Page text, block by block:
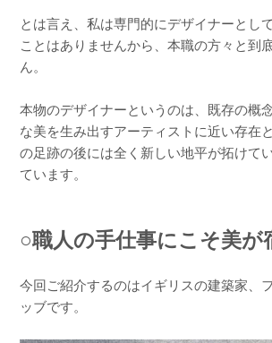
とは言え、私は専門的にデザイナーとし
ことはありませんから、本職の方々と到
ん。
本物のデザイナーというのは、既存の概
な美を生み出すアーティストに近い存在
の足跡の後には全く新しい地平が拓けて
ています。
○職人の手仕事にこそ美が
今回ご紹介するのはイギリスの建築家、
ッブです。